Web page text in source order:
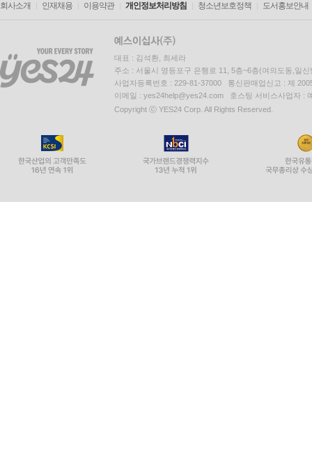
회사소개 인재채용 이용약관 개인정보처리방침 청소년보호정책 도서홍보안내
대표 : 김석환, 최세라
주소 : 서울시 영등포구 은행로 11, 5층~6층(여의도동,일신
사업자등록번호 : 229-81-37000 통신판매업신고 : 제
이메일 : yes24help@yes24.com 호스팅 서비스사업자 :
Copyright ⓒ YES24 Corp. All Rights Reserved.